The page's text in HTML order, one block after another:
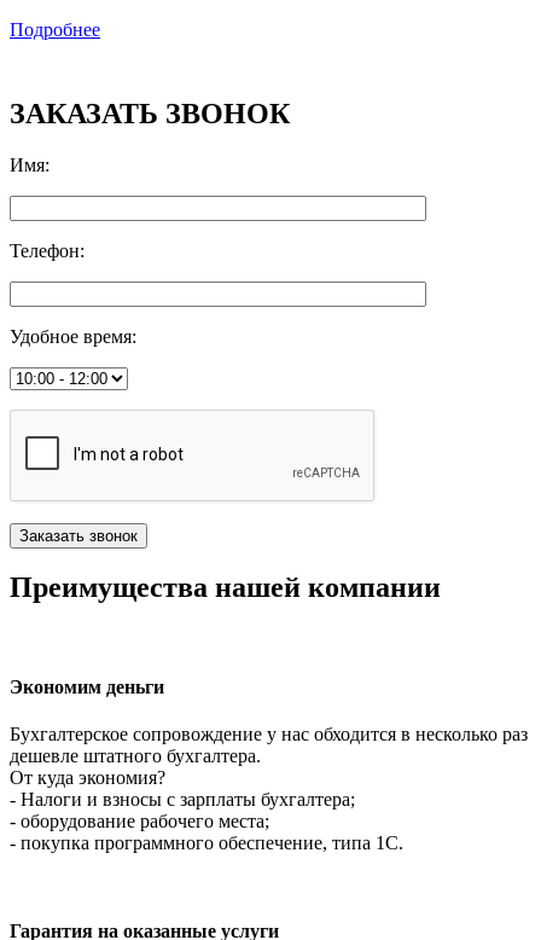
Подробнее
ЗАКАЗАТЬ ЗВОНОК
Имя:
Телефон:
Удобное время:
Преимущества нашей компании
Экономим деньги
Бухгалтерское сопровождение у нас обходится в несколько раз
дешевле штатного бухгалтера.
От куда экономия?
- Налоги и взносы с зарплаты бухгалтера;
- оборудование рабочего места;
- покупка программного обеспечение, типа 1С.
Гарантия на оказанные услуги